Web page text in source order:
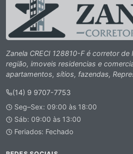
Zanela CRECI 128810-F é corretor de
região, imoveis residencias e
apartamentos, sítios, fazendas,
(14) 9 9707-7753
Seg–Sex: 09:00 às 18:00
Sáb: 09:00 às 13:00
Feriados: Fechado